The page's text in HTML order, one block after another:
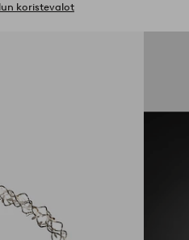
koristevalot